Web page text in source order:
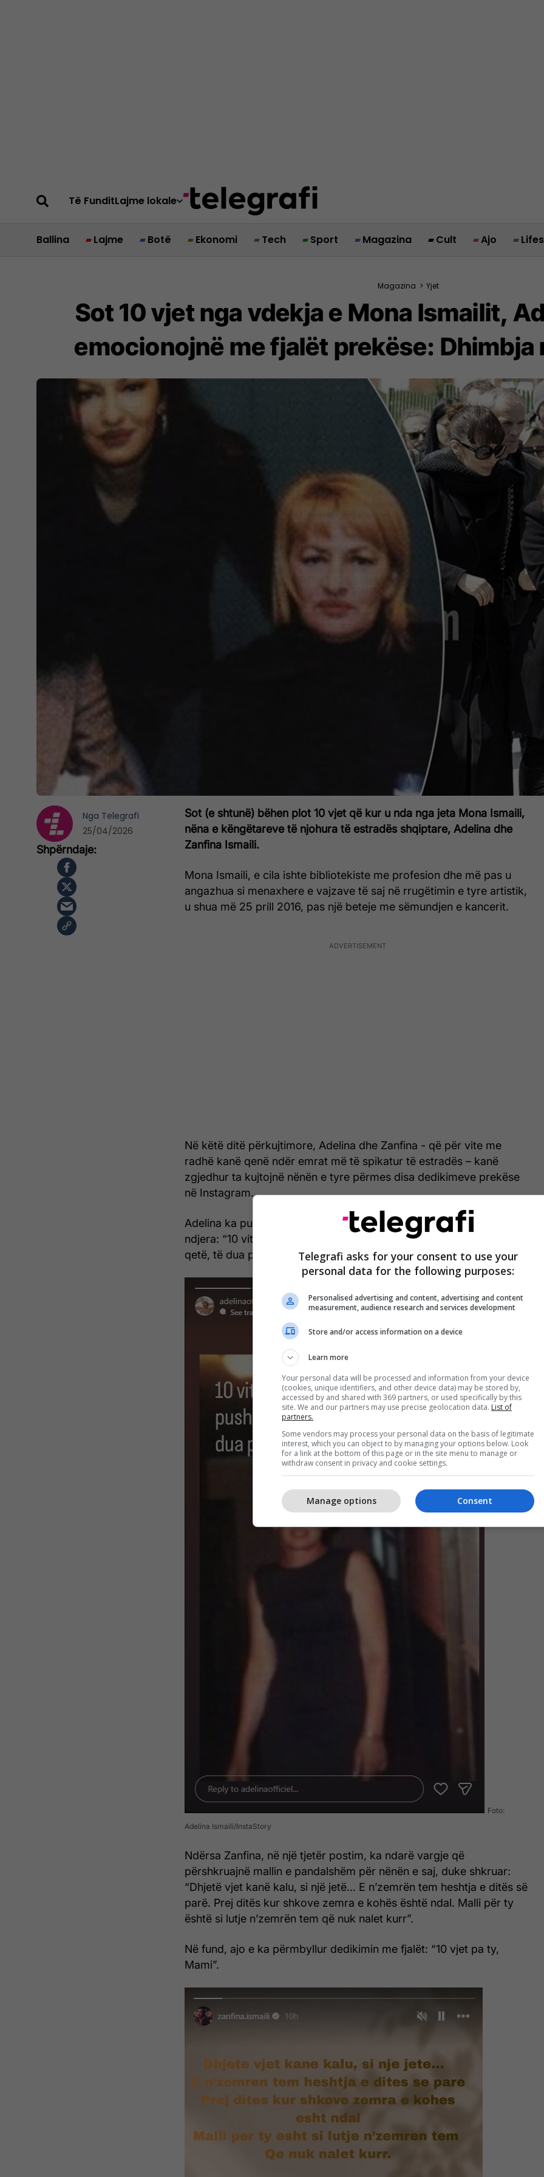
Të FunditLajme lokale
Ballina Lajme Botë Ekonomi Tech Sport Magazina Cult Ajo
Magazina > Yjet
Sot 10 vjet nga vdekja e Mona Ismailit,
emocionojnë me fjalët prekëse:
Sot (e shtunë) bëhen plot 10 vjet që kur u nda nga jeta Mona Ismaili,
nëna e këngëtareve të njohura të estradës shqiptare, Adelina dhe
Zanfina Ismaili.
Mona Ismaili, e cila ishte bibliotekiste me profesion dhe më pas u
angazhua si menaxhere e vajzave të saj në rrugëtimin e tyre artistik,
u shua më 25 prill 2016, pas një beteje me sëmundjen e kancerit.
Në këtë ditë përkujtimore, Adelina dhe Zanfina - që për vite me
radhë kanë qenë ndër emrat më të spikatur të estradës – kanë
zgjedhur ta kujtojnë nënën e tyre përmes disa dedikimeve prekëse
në Instagram.
Adelina ka publikuar një fotografi të Monës, të shoqëruar me fjalë të
ndjera: “10 vite pa ty mami. Dhëmbja nuk pushon kurrë. Pusho e
qetë, të dua pafund”.
Foto:
Adelina Ismaili/InstaStory
Ndërsa Zanfina, në një tjetër postim, ka ndarë vargje që
përshkruajnë mallin e pandalshëm për nënën e saj, duke shkruar:
“Dhjetë vjet kanë kalu, si një jetë… E n’zemrën tem heshtja e ditës së
parë. Prej ditës kur shkove zemra e kohës është ndal. Malli për ty
është si lutje n’zemrën tem që nuk nalet kurr”.
Në fund, ajo e ka përmbyllur dedikimin me fjalët: “10 vjet pa ty,
Mami”.
Nga Telegrafi
25/04/2026
Telegrafi asks for your consent to use your
personal data for the following purposes:
Personalised advertising and content, advertising and content
measurement, audience research and services development
Store and/or access information on a device
Learn more
Your personal data will be processed and information from your device
(cookies, unique identifiers, and other device data) may be stored by,
accessed by and shared with 369 partners, or used specifically by this
site. We and our partners may use precise geolocation data. List of
partners.
Some vendors may process your personal data on the basis of legitimate
interest, which you can object to by managing your options below. Look
for a link at the bottom of this page or in the site menu to manage or
withdraw consent in privacy and cookie settings.
Consent
Manage options